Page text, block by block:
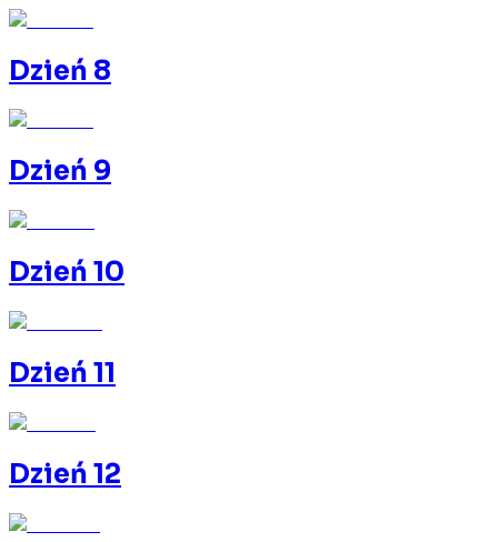
Dzień 8
Dzień 9
Dzień 10
Dzień 11
Dzień 12